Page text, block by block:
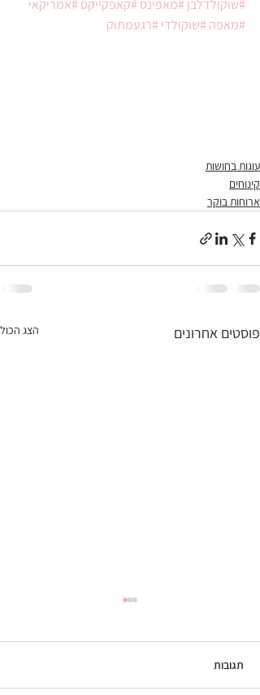
#שוקולדלבן#מאפינס#קאפקייקס#אמריקאי
#מאפה#שוקולדי#רגעמתוק
עוגות בחושות
קינוחים
ארוחות בוקר
פוסטים אחרונים הצג הכול
גלידת קפה
תגובות